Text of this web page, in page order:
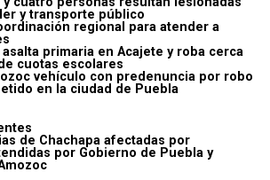
y transporte público
regional para atender a
primaria en Acajete y roba cerca
cuotas escolares
vehículo con predenuncia por robo
en la ciudad de Puebla
de Chachapa afectadas por
por Gobierno de Puebla y